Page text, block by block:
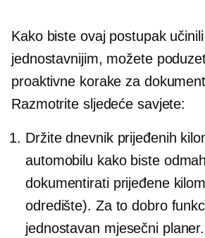
Kako biste ovaj postupak
jednostavnijim, možete
proaktivne korake za
Razmotrite sljedeće savjete:
Držite dnevnik prijeđenih
automobilu kako biste
dokumentirati prijeđene
odredište). Za to dobro
jednostavan mjesečni planer.